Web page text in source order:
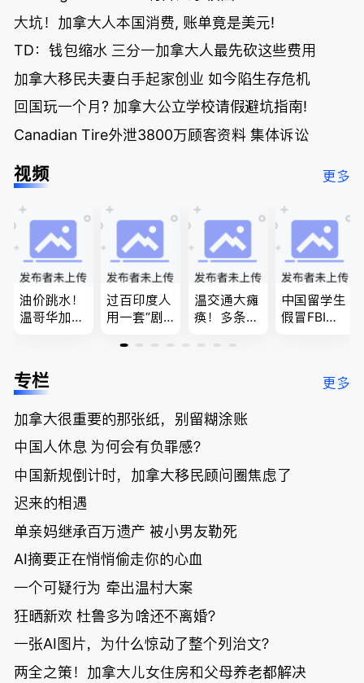
大坑！加拿大人本国消费, 账单竟是美元!
TD：钱包缩水 三分一加拿大人最先砍这些费用
加拿大移民夫妻白手起家创业 如今陷生存危机
回国玩一个月? 加拿大公立学校请假避坑指南!
Canadian Tire外泄3800万顾客资料 集体诉讼
视频 更多
油价跳水！
温哥华加油
低；免费狂
送50万磅蔬
温“丑陋土
豆日”冲击
吉尼斯纪
录；惨！留
学生换汇被
骗光2万美
元，还被卷
入跨国刑案
账户遭封！
过百印度人
用一套“剧
官：太假
欠款多出$1
9万；突
发！无辜男
孩温哥华市
中心被刺身
温交通大瘫
痪！多条主
底；做顿饭
单；房市崩
国租赁市场
恐迎暴跌危
中国留学生
假冒FBI上
夫妻住进殡
专栏 更多
加拿大很重要的那张纸，别留糊涂账
中国人休息 为何会有负罪感？
中国新规倒计时，加拿大移民顾问圈焦虑了
迟来的相遇
单亲妈继承百万遗产 被小男友勒死
AI摘要正在悄悄偷走你的心血
一个可疑行为 牵出温村大案
狂晒新欢 杜鲁多为啥还不离婚？
一张AI图片，为什么惊动了整个列治文？
两全之策！加拿大儿女住房和父母养老都解决